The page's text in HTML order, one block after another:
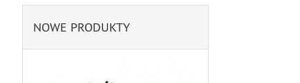
NOWE PRODUKTY